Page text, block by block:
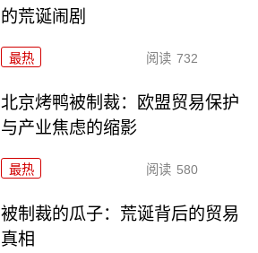
的荒诞闹剧
最热 阅读 732
北京烤鸭被制裁：欧盟贸易保护
与产业焦虑的缩影
最热 阅读 580
被制裁的瓜子：荒诞背后的贸易
真相